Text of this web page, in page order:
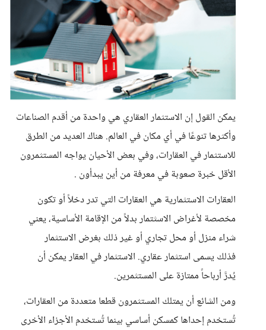
يمكن القول إن الاستثمار العقاري هي واحدة من أقدم الصناعات
وأكثرها تنوعًا في أي مكان في العالم. هناك العديد من الطرق
للاستثمار في العقارات، وفي بعض الأحيان يواجه المستثمرون
الأقل خبرة صعوبة في معرفة من أين يبدأون .
العقارات الاستثمارية هي العقارات التي تدر دخلاً أو تكون
مخصصة لأغراض الاسثتمار بدلاً من الإقامة الأساسية، يعني
شراء منزل أو محل تجاري أو غير ذلك بغرض الاستثمار
فذلك يسمى استثمار عقاري. الاستثمار في العقار يمكن أن
يُدرَّ أرباحاً ممتازة على المستثمرين.
ومن الشائع أن يمتلك المستثمرون قطعا متعددة من العقارات،
تُستخدم إحداها كمسكن أساسي بينما تُستخدم الأجزاء الأخرى